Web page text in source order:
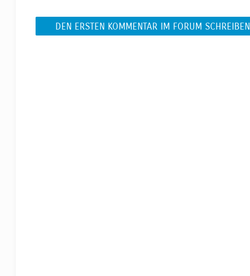
DEN ERSTEN KOMMENTAR IM FORUM SCHREIBEN